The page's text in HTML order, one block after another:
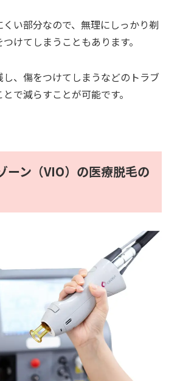
い部分なので、無理にしっかり剃
けてしまうこともあります。
し、傷をつけてしまうなどのトラブ
で減らすことが可能です。
ーン（VIO）の医療脱毛の